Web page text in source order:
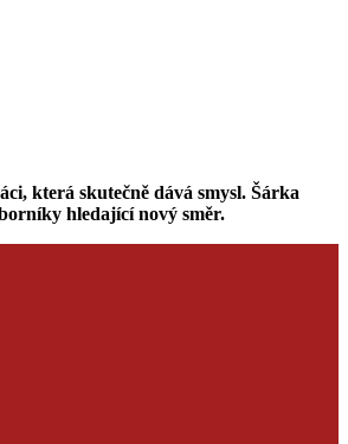
která skutečně dává smysl. Šárka
hledající nový směr.